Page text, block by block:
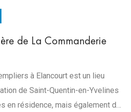
de La Commanderie
à Elancourt est un lieu
de Saint-Quentin-en-Yvelines
en résidence, mais également de